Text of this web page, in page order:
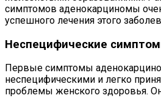
симптомов аденокарциномы
успешного лечения этого
Неспецифические
Первые симптомы
неспецифическими и легко
проблемы женского здоровья.